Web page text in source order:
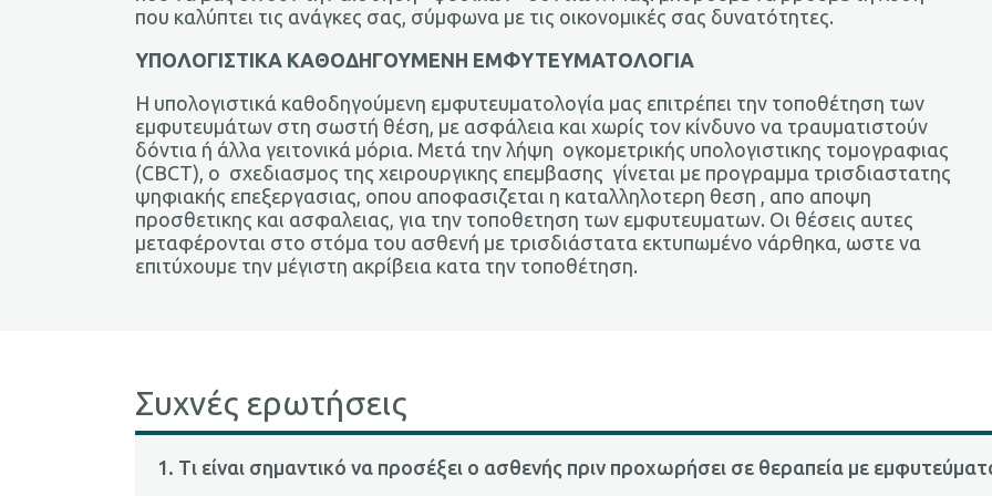
που καλύπτει τις ανάγκες σας, σύμφωνα με τις οικονομικές σας δυνατότητες.
ΥΠΟΛΟΓΙΣΤΙΚΑ ΚΑΘΟΔΗΓΟΥΜΕΝΗ ΕΜΦΥΤΕΥΜΑΤΟΛΟΓΙΑ
Η υπολογιστικά καθοδηγούμενη εμφυτευματολογία μας επιτρέπει την τοποθέτηση των
εμφυτευμάτων στη σωστή θέση, με ασφάλεια και χωρίς τον κίνδυνο να τραυματιστούν
δόντια ή άλλα γειτονικά μόρια. Μετά την λήψη ογκομετρικής υπολογιστικης τομογραφιας
(CBCT), ο σχεδιασμος της χειρουργικης επεμβασης γίνεται με προγραμμα τρισδιαστατης
ψηφιακής επεξεργασιας, οπου αποφασιζεται η καταλληλοτερη θεση , απο αποψη
προσθετικης και ασφαλειας, για την τοποθετηση των εμφυτευματων. Οι θέσεις αυτες
μεταφέρονται στο στόμα του ασθενή με τρισδιάστατα εκτυπωμένο νάρθηκα, ωστε να
επιτύχουμε την μέγιστη ακρίβεια κατα την τοποθέτηση.
Συχνές ερωτήσεις
1. Tι είναι σημαντικό να προσέξει ο ασθενής πριν προχωρήσει σε θεραπεία με